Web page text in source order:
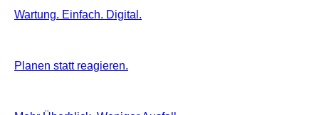
Wartung. Einfach. Digital.
Planen statt reagieren.